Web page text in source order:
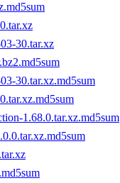
30.tar.xz
30.tar.xz.md5sum
1.68.0.tar.xz.md5sum